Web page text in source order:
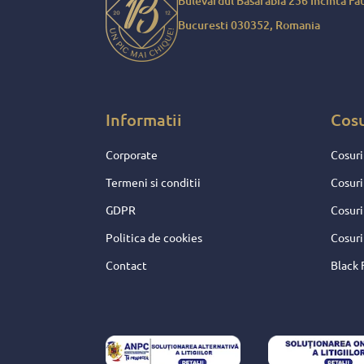
Pentru toate aceste fapte,
Bucuresti 030352, Romania
Informatii
Corporate
Termeni si conditii
GDPR
Politica de cookies
Contact Black